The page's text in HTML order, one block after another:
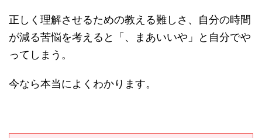
正しく理解させるための教える難しさ、自分の時間
が減る苦悩を考えると「、まあいいや」と自分でや
ってしまう。
今なら本当によくわかります。